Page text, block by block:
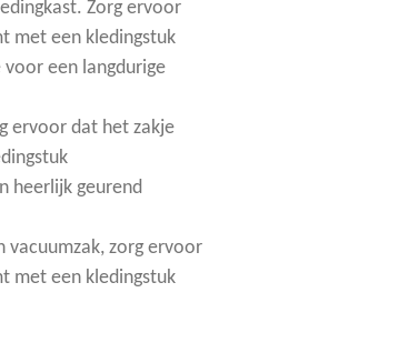
Zorg ervoor
met een kledingstuk
voor een langdurige
ervoor dat het zakje
heerlijk geurend
vacuumzak, zorg ervoor
met een kledingstuk